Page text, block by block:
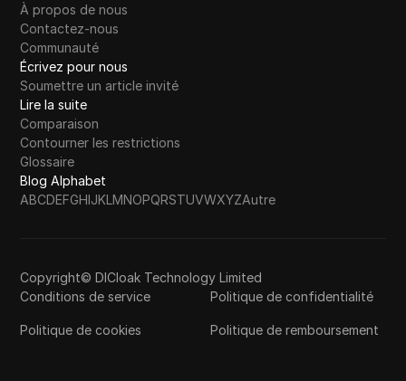
À propos de nous
Contactez-nous
Communauté
Écrivez pour nous
Soumettre un article invité
Lire la suite
Comparaison
Contourner les restrictions
Glossaire
Blog Alphabet
ABCDEFGHIJKLMNOPQRSTUVWXYZAutre
Copyright© DICloak Technology Limited
Conditions de service
Politique de confidentialité
Politique de cookies Politique de remboursement